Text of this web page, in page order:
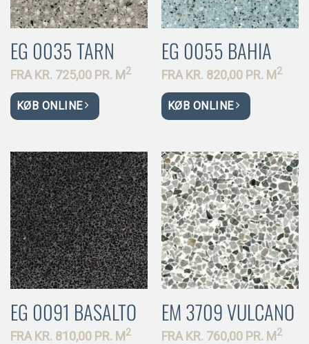
EG 0035 TARN
FRA KR. 725,00 PR. M 2
KØB ONLINE
EG 0055 BAHIA
FRA KR. 820,00 PR. M 2
KØB ONLINE
EG 0091 BASALTO
FRA KR. 810,00 PR. M 2
EM 3709 VULCANO
FRA KR. 760,00 PR. M 2